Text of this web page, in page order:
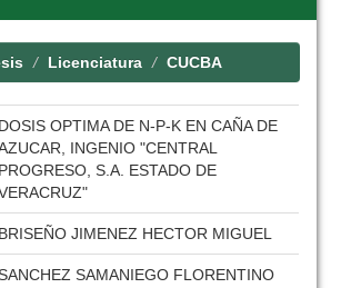
Licenciatura CUCBA
DOSIS OPTIMA DE N-P-K EN CAÑA DE
INGENIO "CENTRAL
PROGRESO, S.A. ESTADO DE
BRISEÑO JIMENEZ HECTOR MIGUEL
SAMANIEGO FLORENTINO